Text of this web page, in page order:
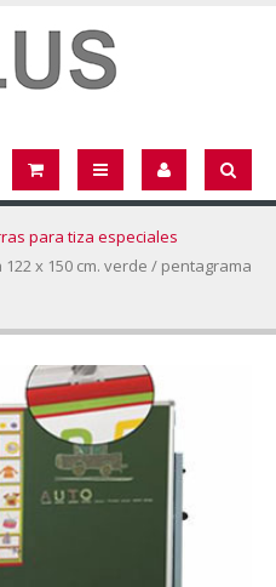
para tiza especiales
x 150 cm. verde / pentagrama